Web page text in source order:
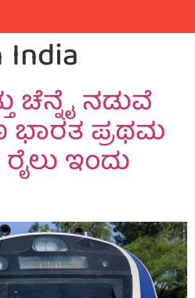
ಚೆನ್ನೈ ನಡುವೆ
ಭಾರತ ಪ್ರಥಮ
ಇಂದು